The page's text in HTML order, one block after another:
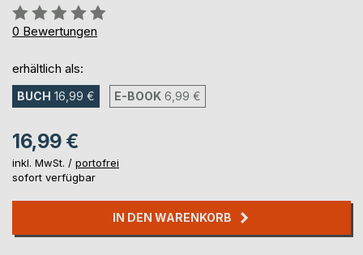
Bewertung::
0%
0 Bewertungen
erhältlich als:
BUCH 16,99 € E-BOOK 6,99 €
16,99 €
inkl. MwSt. / portofrei
sofort verfügbar
IN DEN WARENKORB